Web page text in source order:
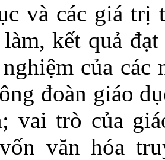
và các giá trị
kết quả
của các
đoàn giáo
vai trò của
văn hóa